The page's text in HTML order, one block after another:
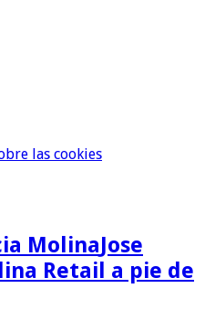
las cookies
Jose
Retail a pie de